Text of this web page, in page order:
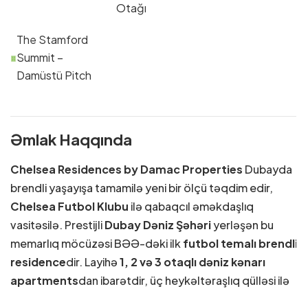
Otağı
The Stamford
Summit –
Damüstü Pitch
Əmlak Haqqında
Chelsea Residences by Damac Properties Dubayda
brendli yaşayışa tamamilə yeni bir ölçü təqdim edir,
Chelsea Futbol Klubu ilə qabaqcıl əməkdaşlıq
vasitəsilə. PrestijliDubay Dəniz Şəhəriyerləşən bu
memarlıq möcüzəsi BƏƏ-dəki ilk futbol temalı brendli
residencedir. Layihə1, 2 və 3 otaqlı dəniz kənarı
apartmentsdan ibarətdir, üç heykəltəraşlıq qülləsi ilə